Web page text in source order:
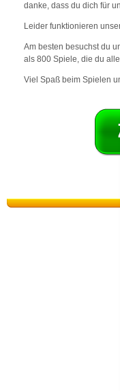
danke, dass du dich für
Leider funktionieren
Am besten besuchst du
als 800 Spiele, die du
Viel Spaß beim Spielen